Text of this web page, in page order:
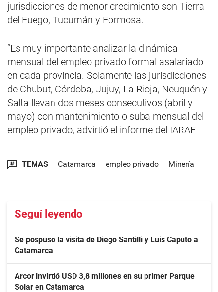
jurisdicciones de menor crecimiento son Tierra
del Fuego, Tucumán y Formosa.
“Es muy importante analizar la dinámica
mensual del empleo privado formal asalariado
en cada provincia. Solamente las jurisdicciones
de Chubut, Córdoba, Jujuy, La Rioja, Neuquén y
Salta llevan dos meses consecutivos (abril y
mayo) con mantenimiento o suba mensual del
empleo privado, advirtió el informe del IARAF
TEMAS Catamarca empleo privado Minería
Seguí leyendo
Se pospuso la visita de Diego Santilli y Luis Caputo a
Catamarca
Arcor invirtió USD 3,8 millones en su primer Parque
Solar en Catamarca